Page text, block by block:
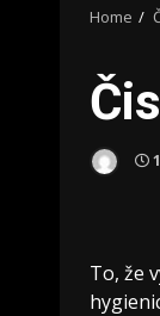
Home
To, že